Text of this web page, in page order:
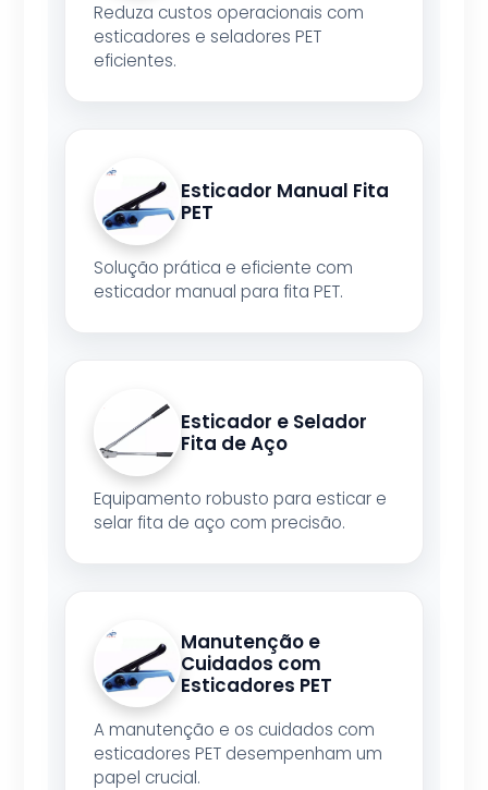
Reduza custos operacionais com
esticadores e seladores PET
eficientes.
Esticador Manual Fita
PET
Solução prática e eficiente com
esticador manual para fita PET.
Esticador e Selador
Fita de Aço
Equipamento robusto para esticar e
selar fita de aço com precisão.
Manutenção e
Cuidados com
Esticadores PET
A manutenção e os cuidados com
esticadores PET desempenham um
papel crucial.